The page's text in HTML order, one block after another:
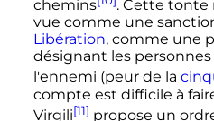
chemins
. Cette tonte
vue comme une
Libération, comme une
désignant les
l'ennemi (peur de la
compte est difficile à
Virgili[11] propose un